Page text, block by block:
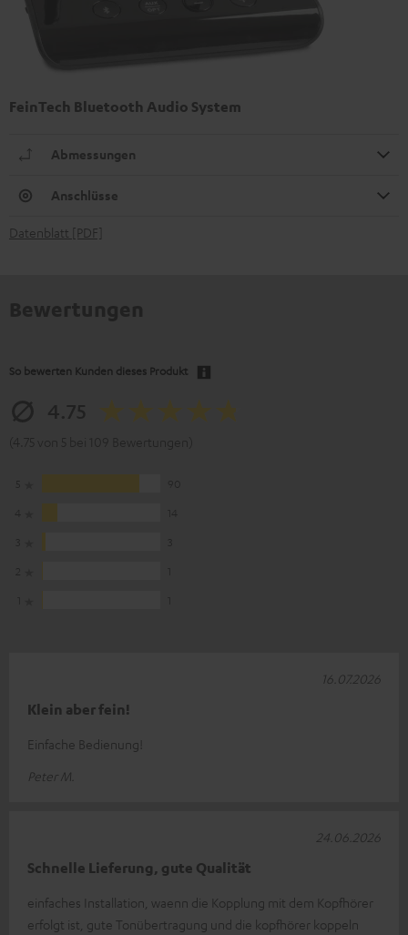
FeinTech Bluetooth Audio System
Abmessungen
Anschlüsse
Datenblatt [PDF]
So bewerten Kunden dieses Produkt
Klein aber fein!
Einfache Bedienung!
Peter M.
16.07.2026
Schnelle Lieferung, gute Qualität
einfaches Installation, waenn die Kopplung mit dem Kopfhörer
erfolgt ist, gute Tonübertragung und die kopfhörer koppeln
24.06.2026